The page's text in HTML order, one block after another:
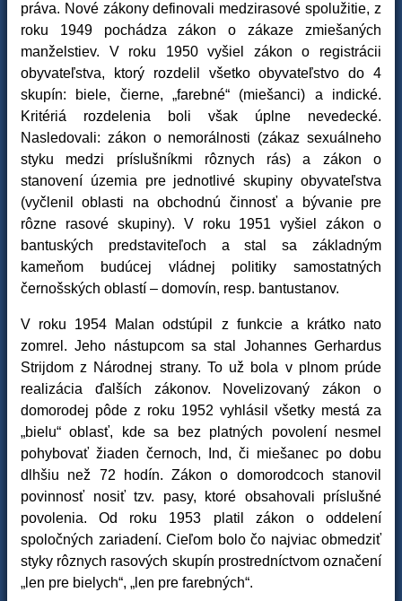
práva. Nové zákony definovali medzirasové spolužitie, z
roku 1949 pochádza zákon o zákaze zmiešaných
manželstiev. V roku 1950 vyšiel zákon o registrácii
obyvateľstva, ktorý rozdelil všetko obyvateľstvo do 4
skupín: biele, čierne, „farebné“ (miešanci) a indické.
Kritériá rozdelenia boli však úplne nevedecké.
Nasledovali: zákon o nemorálnosti (zákaz sexuálneho
styku medzi príslušníkmi rôznych rás) a zákon o
stanovení územia pre jednotlivé skupiny obyvateľstva
(vyčlenil oblasti na obchodnú činnosť a bývanie pre
rôzne rasové skupiny). V roku 1951 vyšiel zákon o
bantuských predstaviteľoch a stal sa základným
kameňom budúcej vládnej politiky samostatných
černošských oblastí – domovín, resp. bantustanov.
V roku 1954 Malan odstúpil z funkcie a krátko nato
zomrel. Jeho nástupcom sa stal Johannes Gerhardus
Strijdom z Národnej strany. To už bola v plnom prúde
realizácia ďalších zákonov. Novelizovaný zákon o
domorodej pôde z roku 1952 vyhlásil všetky mestá za
„bielu“ oblasť, kde sa bez platných povolení nesmel
pohybovať žiaden černoch, Ind, či miešanec po dobu
dlhšiu než 72 hodín. Zákon o domorodcoch stanovil
povinnosť nosiť tzv. pasy, ktoré obsahovali príslušné
povolenia. Od roku 1953 platil zákon o oddelení
spoločných zariadení. Cieľom bolo čo najviac obmedziť
styky rôznych rasových skupín prostredníctvom označení
„len pre bielych“, „len pre farebných“.